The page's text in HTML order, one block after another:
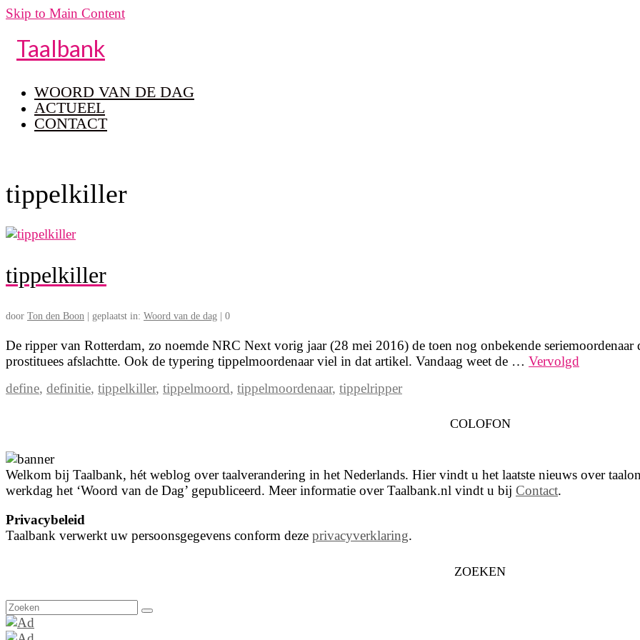
Skip to Main Content
Taalbank
WOORD VAN DE DAG
ACTUEEL
CONTACT
tippelkiller
tippelkiller
door Ton den Boon geplaatst in: Woord van de dag 0
De ripper van Rotterdam, zo noemde NRC Next vorig jaar (28 mei 2016) de toen nog onbekende
prostituees afslachtte. Ook de typering tippelmoordenaar viel in dat artikel. Vandaag weet de … Vervolgd
define, definitie, tippelkiller, tippelmoord, tippelmoordenaar, tippelripper
COLOFON
Welkom bij Taalbank, hét weblog over taalverandering in het Nederlands. Hier vindt u het laatste nieuws over
werkdag het ‘Woord van de Dag’ gepubliceerd. Meer informatie over Taalbank.nl vindt u bij Contact.
Privacybeleid
Taalbank verwerkt uw persoonsgegevens conform deze privacyverklaring.
ZOEKEN
Zoeken
naar: